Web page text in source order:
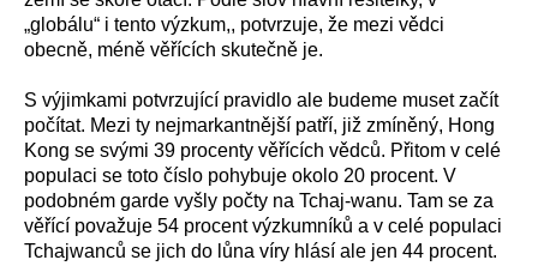
„globálu“ i tento výzkum,, potvrzuje, že mezi vědci
obecně, méně věřících skutečně je.
S výjimkami potvrzující pravidlo ale budeme muset začít
počítat. Mezi ty nejmarkantnější patří, již zmíněný, Hong
Kong se svými 39 procenty věřících vědců. Přitom v celé
populaci se toto číslo pohybuje okolo 20 procent. V
podobném garde vyšly počty na Tchaj-wanu. Tam se za
věřící považuje 54 procent výzkumníků a v celé populaci
Tchajwanců se jich do lůna víry hlásí ale jen 44 procent.